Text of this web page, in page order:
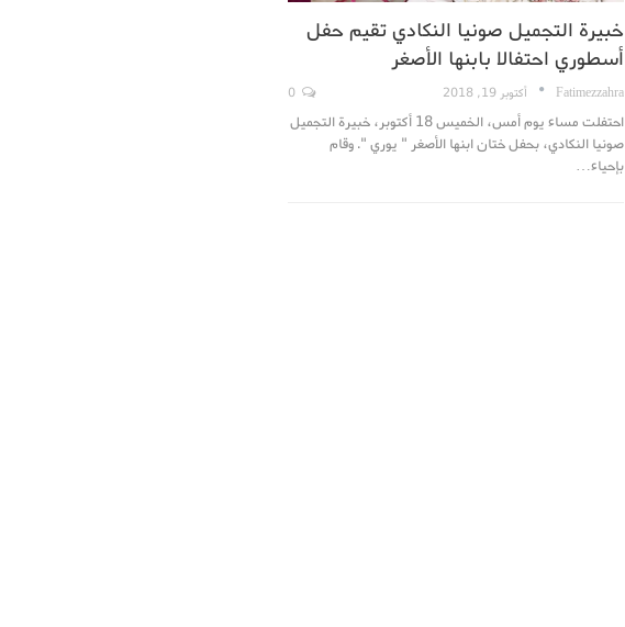
خبيرة التجميل صونيا النكادي تقيم حفل
أسطوري احتفالا بابنها الأصغر
Fatimezzahra أكتوبر 19, 2018
احتفلت مساء يوم أمس، الخميس 18 أكتوبر، خبيرة التجميل
صونيا النكادي، بحفل ختان ابنها الأصغر " يوري ". وقام
بإحياء…